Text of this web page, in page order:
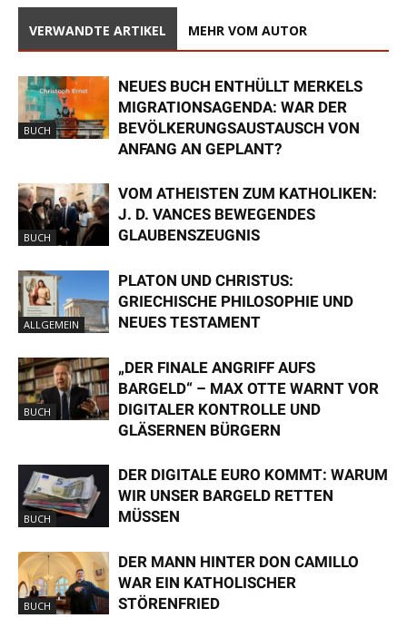
VERWANDTE ARTIKEL MEHR VOM AUTOR
BUCH
NEUES BUCH ENTHÜLLT MERKELS
MIGRATIONSAGENDA: WAR DER
BEVÖLKERUNGSAUSTAUSCH VON
ANFANG AN GEPLANT?
BUCH
VOM ATHEISTEN ZUM KATHOLIKEN:
J. D. VANCES BEWEGENDES
GLAUBENSZEUGNIS
ALLGEMEIN
PLATON UND CHRISTUS:
GRIECHISCHE PHILOSOPHIE UND
NEUES TESTAMENT
BUCH
„DER FINALE ANGRIFF AUFS
BARGELD“ – MAX OTTE WARNT VOR
DIGITALER KONTROLLE UND
GLÄSERNEN BÜRGERN
BUCH
DER DIGITALE EURO KOMMT: WARUM
WIR UNSER BARGELD RETTEN
MÜSSEN
BUCH
DER MANN HINTER DON CAMILLO
WAR EIN KATHOLISCHER
STÖRENFRIED